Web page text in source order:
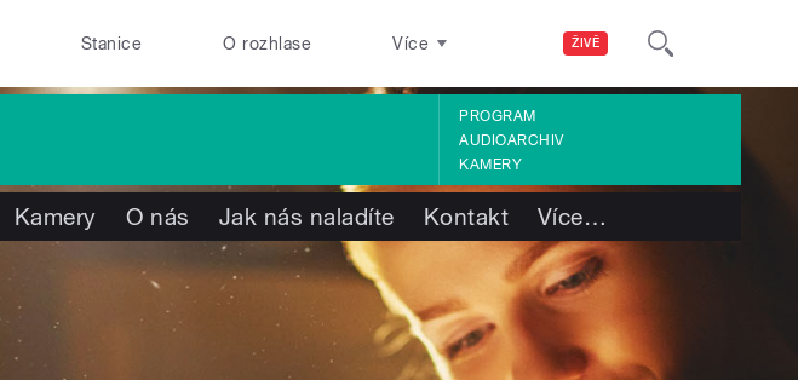
ŽIVĚ
Stanice O rozhlase Více
PROGRAM
AUDIOARCHIV
KAMERY
Kamery O nás Jak nás naladíte Kontakt Více…